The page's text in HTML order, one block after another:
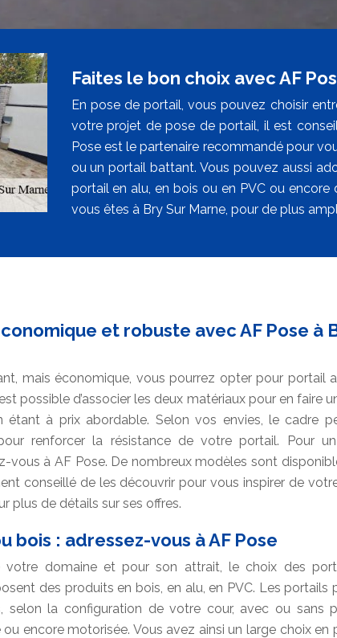
Faites le bon choix avec AF
En pose de portail, vous pouvez choisir
votre projet de pose de portail, il est
Pose est le partenaire recommandé pour
ou un portail battant. Vous pouvez aussi
portail en alu, en bois ou en PVC ou
vous êtes à Bry Sur Marne, pour de plus
et robuste avec AF Pose à
mais économique, vous pourrez opter pour portail
possible d’associer les deux matériaux pour en faire
à prix abordable. Selon vos envies, le cadre
renforcer la résistance de votre portail. Pour
vous à AF Pose. De nombreux modèles sont
conseillé de les découvrir pour vous inspirer de
plus de détails sur ses offres.
bois : adressez-vous à AF Pose
votre domaine et pour son attrait, le choix des
des produits en bois, en alu, en PVC. Les portails
selon la configuration de votre cour, avec ou sans
ou encore motorisée. Vous avez ainsi un large choix en